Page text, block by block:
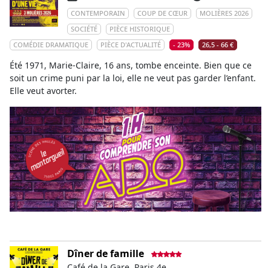
CONTEMPORAIN
COUP DE CŒUR
MOLIÈRES 2026
SOCIÉTÉ
PIÈCE HISTORIQUE
COMÉDIE DRAMATIQUE
PIÈCE D'ACTUALITÉ - 23% 26,5 - 66 €
Été 1971, Marie-Claire, 16 ans, tombe enceinte. Bien que ce
soit un crime puni par la loi, elle ne veut pas garder l’enfant.
Elle veut avorter.
Dîner de famille